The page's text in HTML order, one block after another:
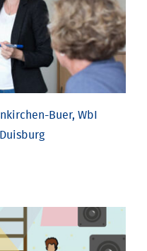
Buer, WbI